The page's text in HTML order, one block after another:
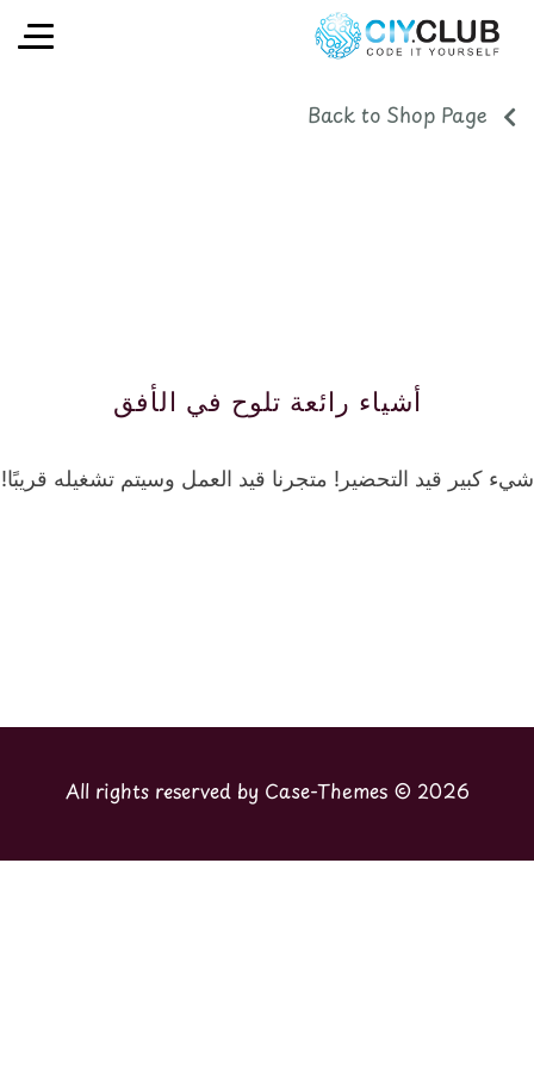
Back to Shop Page
أشياء رائعة تلوح في الأفق
شيء كبير قيد التحضير! متجرنا قيد العمل وسيتم تشغيله قريبًا!
2026 © All rights reserved by
Case-Themes